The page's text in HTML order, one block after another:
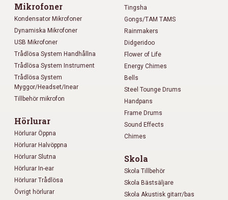
Mikrofoner
Kondensator Mikrofoner
Dynamiska Mikrofoner
USB Mikrofoner
Trådlösa System Handhållna
Trådlösa System Instrument
Trådlösa System
Myggor/Headset/Inear
Tillbehör mikrofon
Hörlurar
Hörlurar Öppna
Hörlurar Halvöppna
Hörlurar Slutna
Hörlurar In-ear
Hörlurar Trådlösa
Övrigt hörlurar
Tingsha
Gongs/TAM TAMS
Rainmakers
Didgeridoo
Flower of Life
Energy Chimes
Bells
Steel Tounge Drums
Handpans
Frame Drums
Sound Effects
Chimes
Skola
Skola Tillbehör
Skola Bästsäljare
Skola Akustisk gitarr/bas